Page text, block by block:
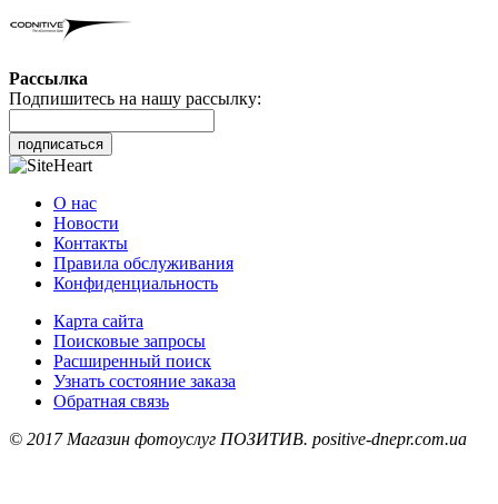
Рассылка
Подпишитесь на нашу рассылку:
подписаться
О нас
Новости
Контакты
Правила обслуживания
Конфиденциальность
Карта сайта
Поисковые запросы
Расширенный поиск
Узнать состояние заказа
Обратная связь
© 2017 Магазин фотоуслуг ПОЗИТИВ. positive-dnepr.com.ua